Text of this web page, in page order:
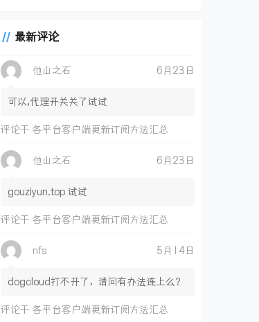
最新评论
他山之石 6月23日
可以,代理开关关了试试
评论于各平台客户端更新订阅方法汇总
他山之石 6月23日
gouziyun.top 试试
评论于各平台客户端更新订阅方法汇总
nfs 5月14日
dogcloud打不开了，请问有办法连上么？
评论于各平台客户端更新订阅方法汇总